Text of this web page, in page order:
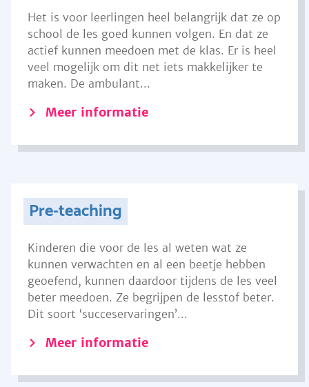
Het is voor leerlingen heel belangrijk dat ze op
school de les goed kunnen volgen. En dat ze
actief kunnen meedoen met de klas. Er is heel
veel mogelijk om dit net iets makkelijker te
maken. De ambulant...
Meer informatie
Pre-teaching
Kinderen die voor de les al weten wat ze
kunnen verwachten en al een beetje hebben
geoefend, kunnen daardoor tijdens de les veel
beter meedoen. Ze begrijpen de lesstof beter.
Dit soort ‘succeservaringen’...
Meer informatie